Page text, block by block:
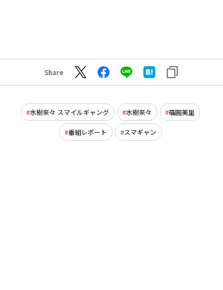
Share
水樹奈々 スマイルギャング 水樹奈々 福圓美里
番組レポート スマギャン